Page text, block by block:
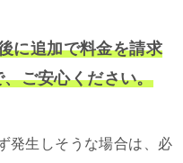
に追加で料金を請求
ご安心ください。
発生しそうな場合は、必